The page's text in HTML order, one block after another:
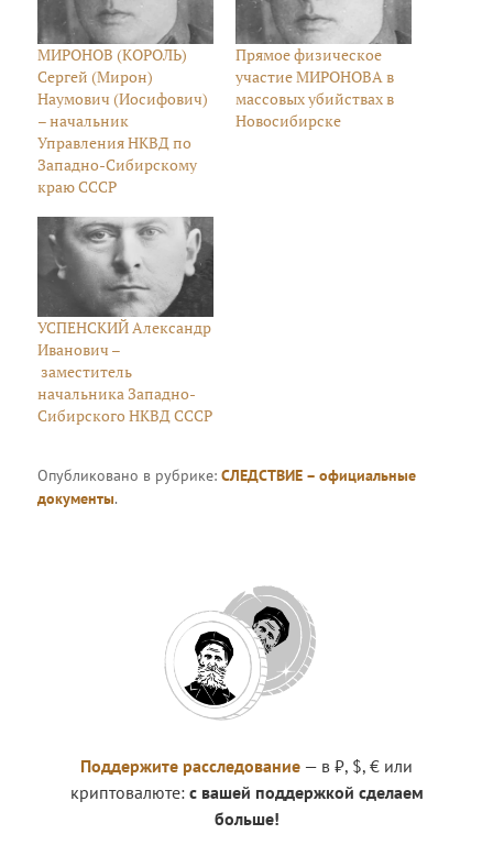
МИРОНОВ (КОРОЛЬ)
Сергей (Мирон)
Наумович (Иосифович)
– начальник
Управления НКВД по
Западно-Сибирскому
краю СССР
Прямое физическое
участие МИРОНОВА в
массовых убийствах в
Новосибирске
УСПЕНСКИЙ Александр
Иванович –
заместитель
начальника Западно-
Сибирского НКВД СССР
Опубликовано в рубрике:СЛЕДСТВИЕ – официальные
документы.
Поддержите расследование — в ₽, $, € или
криптовалюте: с вашей поддержкой сделаем
больше!